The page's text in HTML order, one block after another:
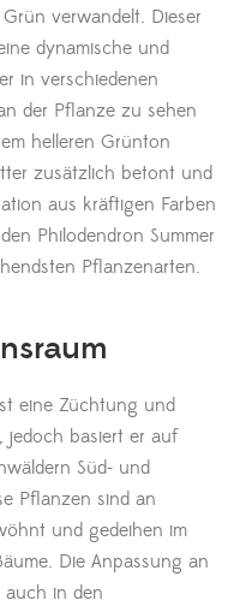
verwandelt. Dieser
dynamische und
in verschiedenen
der Pflanze zu sehen
helleren Grünton
zusätzlich betont und
aus kräftigen Farben
Philodendron Summer
Pflanzenarten.
eine Züchtung und
jedoch basiert er auf
Süd- und
Pflanzen sind an
und gedeihen im
Die Anpassung an
auch in den